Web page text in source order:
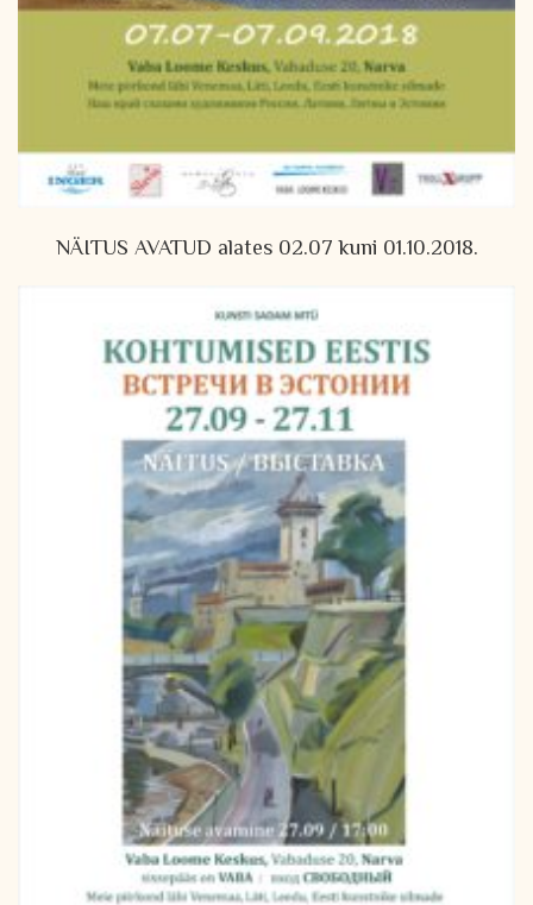
NÄITUS AVATUD alates 02.07 kuni 01.10.2018.